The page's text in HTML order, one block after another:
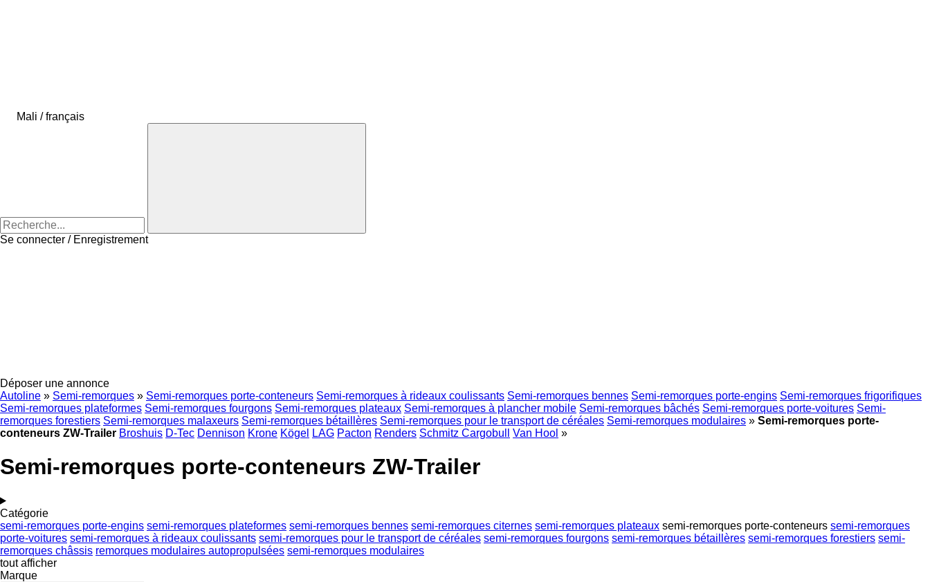
Mali / français
Se connecter / Enregistrement
Déposer une annonce
Autoline » Semi-remorques » Semi-remorques porte-conteneurs Semi-remorques à rideaux coulissants Semi-remorques bennes Semi-remorques porte-engins Semi-remorques frigorifiques
Semi-remorques plateformes Semi-remorques fourgons Semi-remorques plateaux Semi-remorques à plancher mobile Semi-remorques bâchés Semi-remorques porte-voitures Semi-
remorques forestiers Semi-remorques malaxeurs Semi-remorques bétaillères Semi-remorques pour le transport de céréales Semi-remorques modulaires » Semi-remorques porte-
conteneurs ZW-Trailer Broshuis D-Tec Dennison Krone Kögel LAG Pacton Renders Schmitz Cargobull Van Hool »
Semi-remorques porte-conteneurs ZW-Trailer
Catégorie
semi-remorques porte-engins semi-remorques plateformes semi-remorques bennes semi-remorques citernes semi-remorques plateaux semi-remorques porte-conteneurs semi-remorques
porte-voitures semi-remorques à rideaux coulissants semi-remorques pour le transport de céréales semi-remorques fourgons semi-remorques bétaillères semi-remorques forestiers semi-
remorques châssis remorques modulaires autopropulsées semi-remorques modulaires
tout afficher
Marque